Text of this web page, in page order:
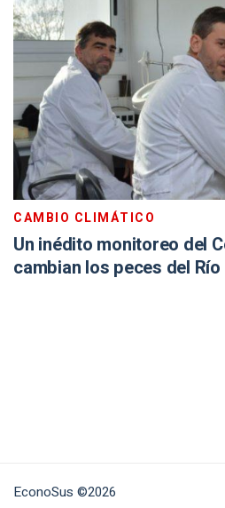
CAMBIO CLIMÁTICO
Un inédito monitoreo del
cambian los peces del
EconoSus ©2026